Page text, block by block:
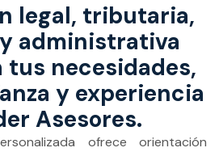
legal, tributaria,
administrativa
tus necesidades,
y experiencia
Asesores.
ofrece orientación